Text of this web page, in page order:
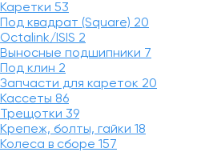
Каретки 53
Под квадрат (Square) 20
Octalink/ISIS 2
Выносные подшипники 7
Под клин 2
Запчасти для кареток 20
Кассеты 86
Трещотки 39
Крепеж, болты, гайки 18
Колеса в сборе 157